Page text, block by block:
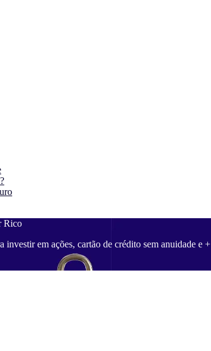
Rico
investir em ações, cartão de crédito sem anuidade e +